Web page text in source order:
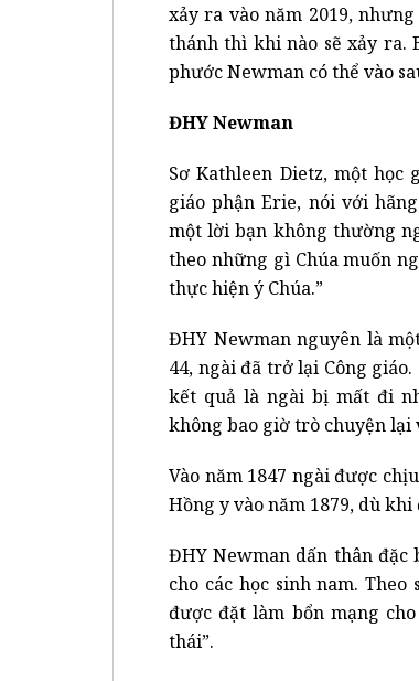
xảy ra vào năm 2019,
thánh thì khi nào sẽ xảy ra.
phước Newman có thể vào
ĐHY Newman
Sơ Kathleen Dietz, một
giáo phận Erie, nói với
một lời bạn không thường
theo những gì Chúa muốn
thực hiện ý Chúa.”
ĐHY Newman nguyên là
44, ngài đã trở lại Công
kết quả là ngài bị mất đi
không bao giờ trò chuyện lại
Vào năm 1847 ngài được
Hồng y vào năm 1879, dù
ĐHY Newman dấn thân đặc
cho các học sinh nam.
được đặt làm bổn mạng
thái”.